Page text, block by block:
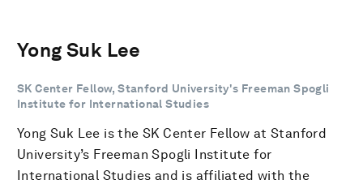
Yong Suk Lee
SK Center Fellow, Stanford University's Freeman Spogli
Institute for International Studies
Yong Suk Lee is the SK Center Fellow at Stanford
University’s Freeman Spogli Institute for
International Studies and is affiliated with the